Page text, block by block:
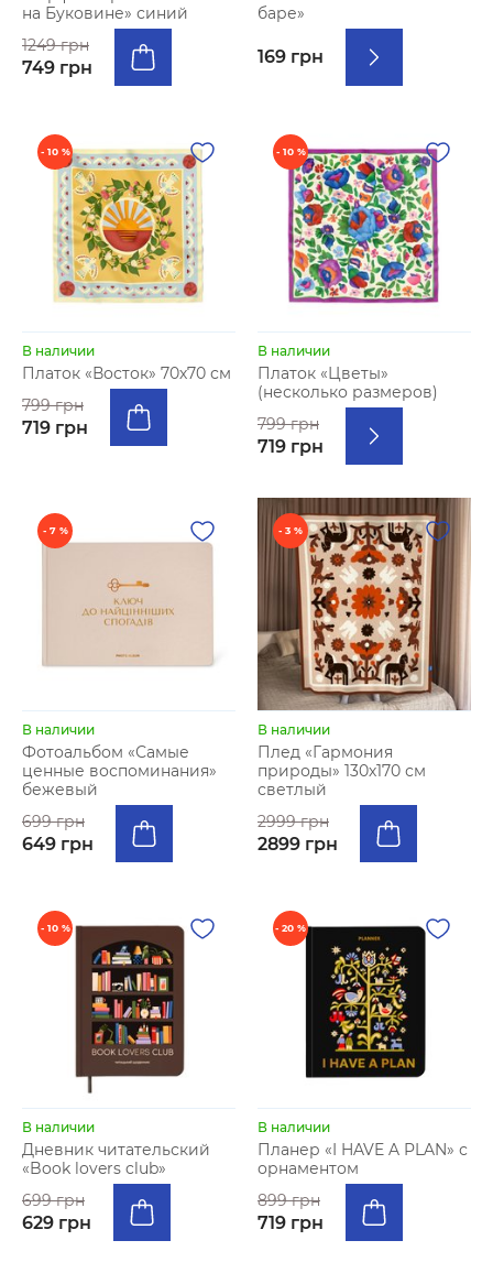
на Буковине» синий
1249 грн
749 грн
баре»
169 грн
- 10 %
В наличии
Платок «Восток» 70х70 см
799 грн
719 грн
- 10 %
В наличии
Платок «Цветы»
(несколько размеров)
799 грн
719 грн
- 7 %
В наличии
Фотоальбом «Самые
ценные воспоминания»
бежевый
699 грн
649 грн
- 3 %
В наличии
Плед «Гармония
природы» 130х170 см
светлый
2999 грн
2899 грн
- 10 %
В наличии
Дневник читательский
«Book lovers club»
699 грн
629 грн
- 20 %
В наличии
Планер «I HAVE A PLAN» с
орнаментом
899 грн
719 грн